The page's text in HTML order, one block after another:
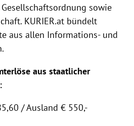
sowie
. KURIER.at bündelt
aus allen Informations- und
aus staatlicher
/ Ausland € 550,-